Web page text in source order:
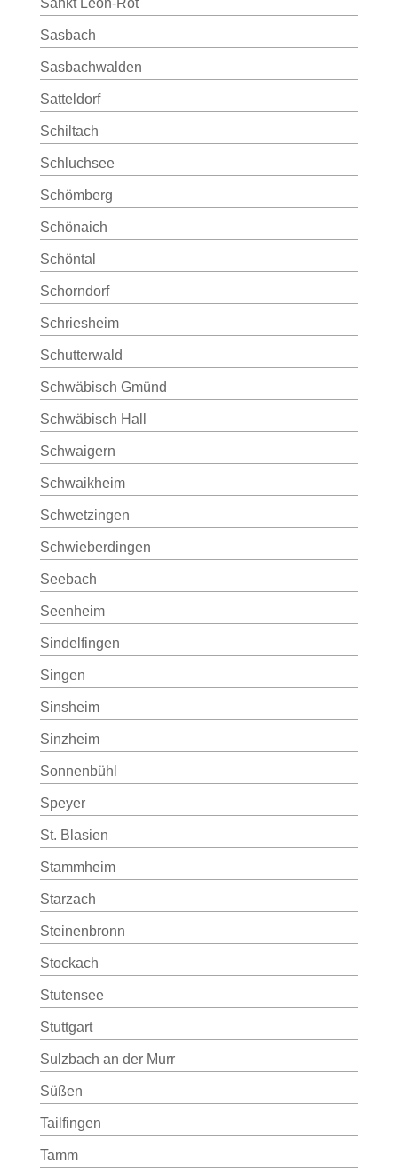
Sankt Leon-Rot
Sasbach
Sasbachwalden
Satteldorf
Schiltach
Schluchsee
Schömberg
Schönaich
Schöntal
Schorndorf
Schriesheim
Schutterwald
Schwäbisch Gmünd
Schwäbisch Hall
Schwaigern
Schwaikheim
Schwetzingen
Schwieberdingen
Seebach
Seenheim
Sindelfingen
Singen
Sinsheim
Sinzheim
Sonnenbühl
Speyer
St. Blasien
Stammheim
Starzach
Steinenbronn
Stockach
Stutensee
Stuttgart
Sulzbach an der Murr
Süßen
Tailfingen
Tamm